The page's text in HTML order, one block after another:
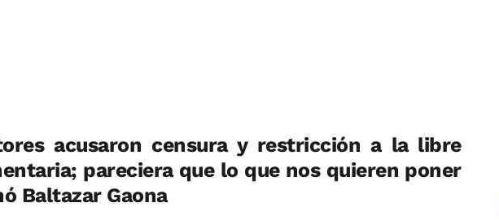
acusaron censura y restricción a la libre
pareciera que lo que nos quieren poner
Baltazar Gaona